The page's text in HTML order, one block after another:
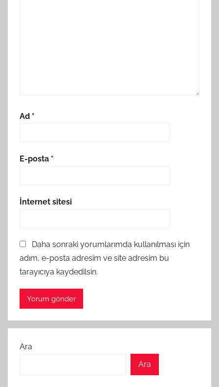
Ad *
E-posta *
İnternet sitesi
Daha sonraki yorumlarımda kullanılması için
adım, e-posta adresim ve site adresim bu
tarayıcıya kaydedilsin.
Ara
Ara